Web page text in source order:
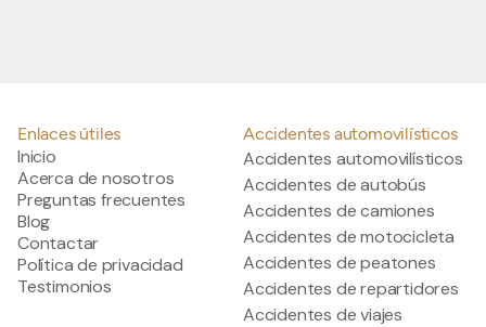
Enlaces útiles
Inicio
Acerca de nosotros
Preguntas frecuentes
Blog
Contactar
Política de privacidad
Testimonios
Accidentes automovilísticos
Accidentes automovilísticos
Accidentes de autobús
Accidentes de camiones
Accidentes de motocicleta
Accidentes de peatones
Accidentes de repartidores
Accidentes de viajes